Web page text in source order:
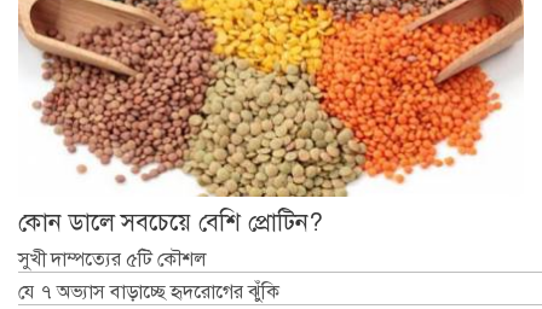
কোন ডালে সবচেয়ে বেশি প্রোটিন?
সুখী দাম্পত্যের ৫টি কৌশল
যে ৭ অভ্যাস বাড়াচ্ছে হৃদরোগের ঝুঁকি